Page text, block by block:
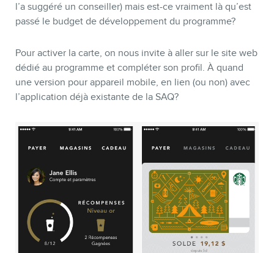
l’a suggéré un conseiller) mais est-ce vraiment là qu’est
passé le budget de développement du programme?
Pour activer la carte, on nous invite à aller sur le site web
dédié au programme et compléter son profil. À quand
une version pour appareil mobile, en lien (ou non) avec
l’application déjà existante de la SAQ?